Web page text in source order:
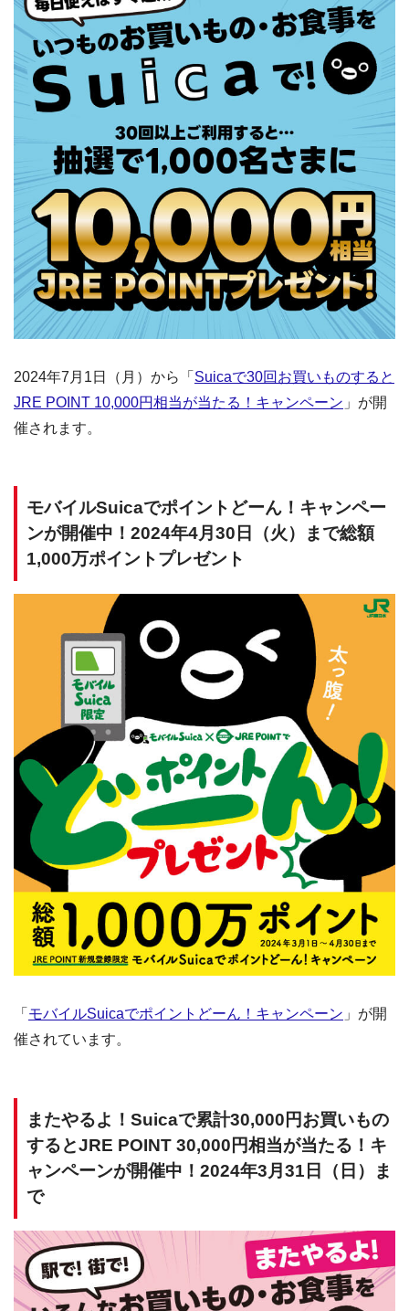
2024年7月1日（月）から「 Suicaで30回お買いものすると
JRE POINT 10,000円相当が当たる！キャンペーン 」が開
催されます。
モバイルSuicaでポイントどーん！キャンペー
ンが開催中！2024年4月30日（火）まで総額
1,000万ポイントプレゼント
「 モバイルSuicaでポイントどーん！キャンペーン 」が開
催されています。
またやるよ！Suicaで累計30,000円お買いもの
するとJRE POINT 30,000円相当が当たる！キ
ャンペーンが開催中！2024年3月31日（日）ま
で